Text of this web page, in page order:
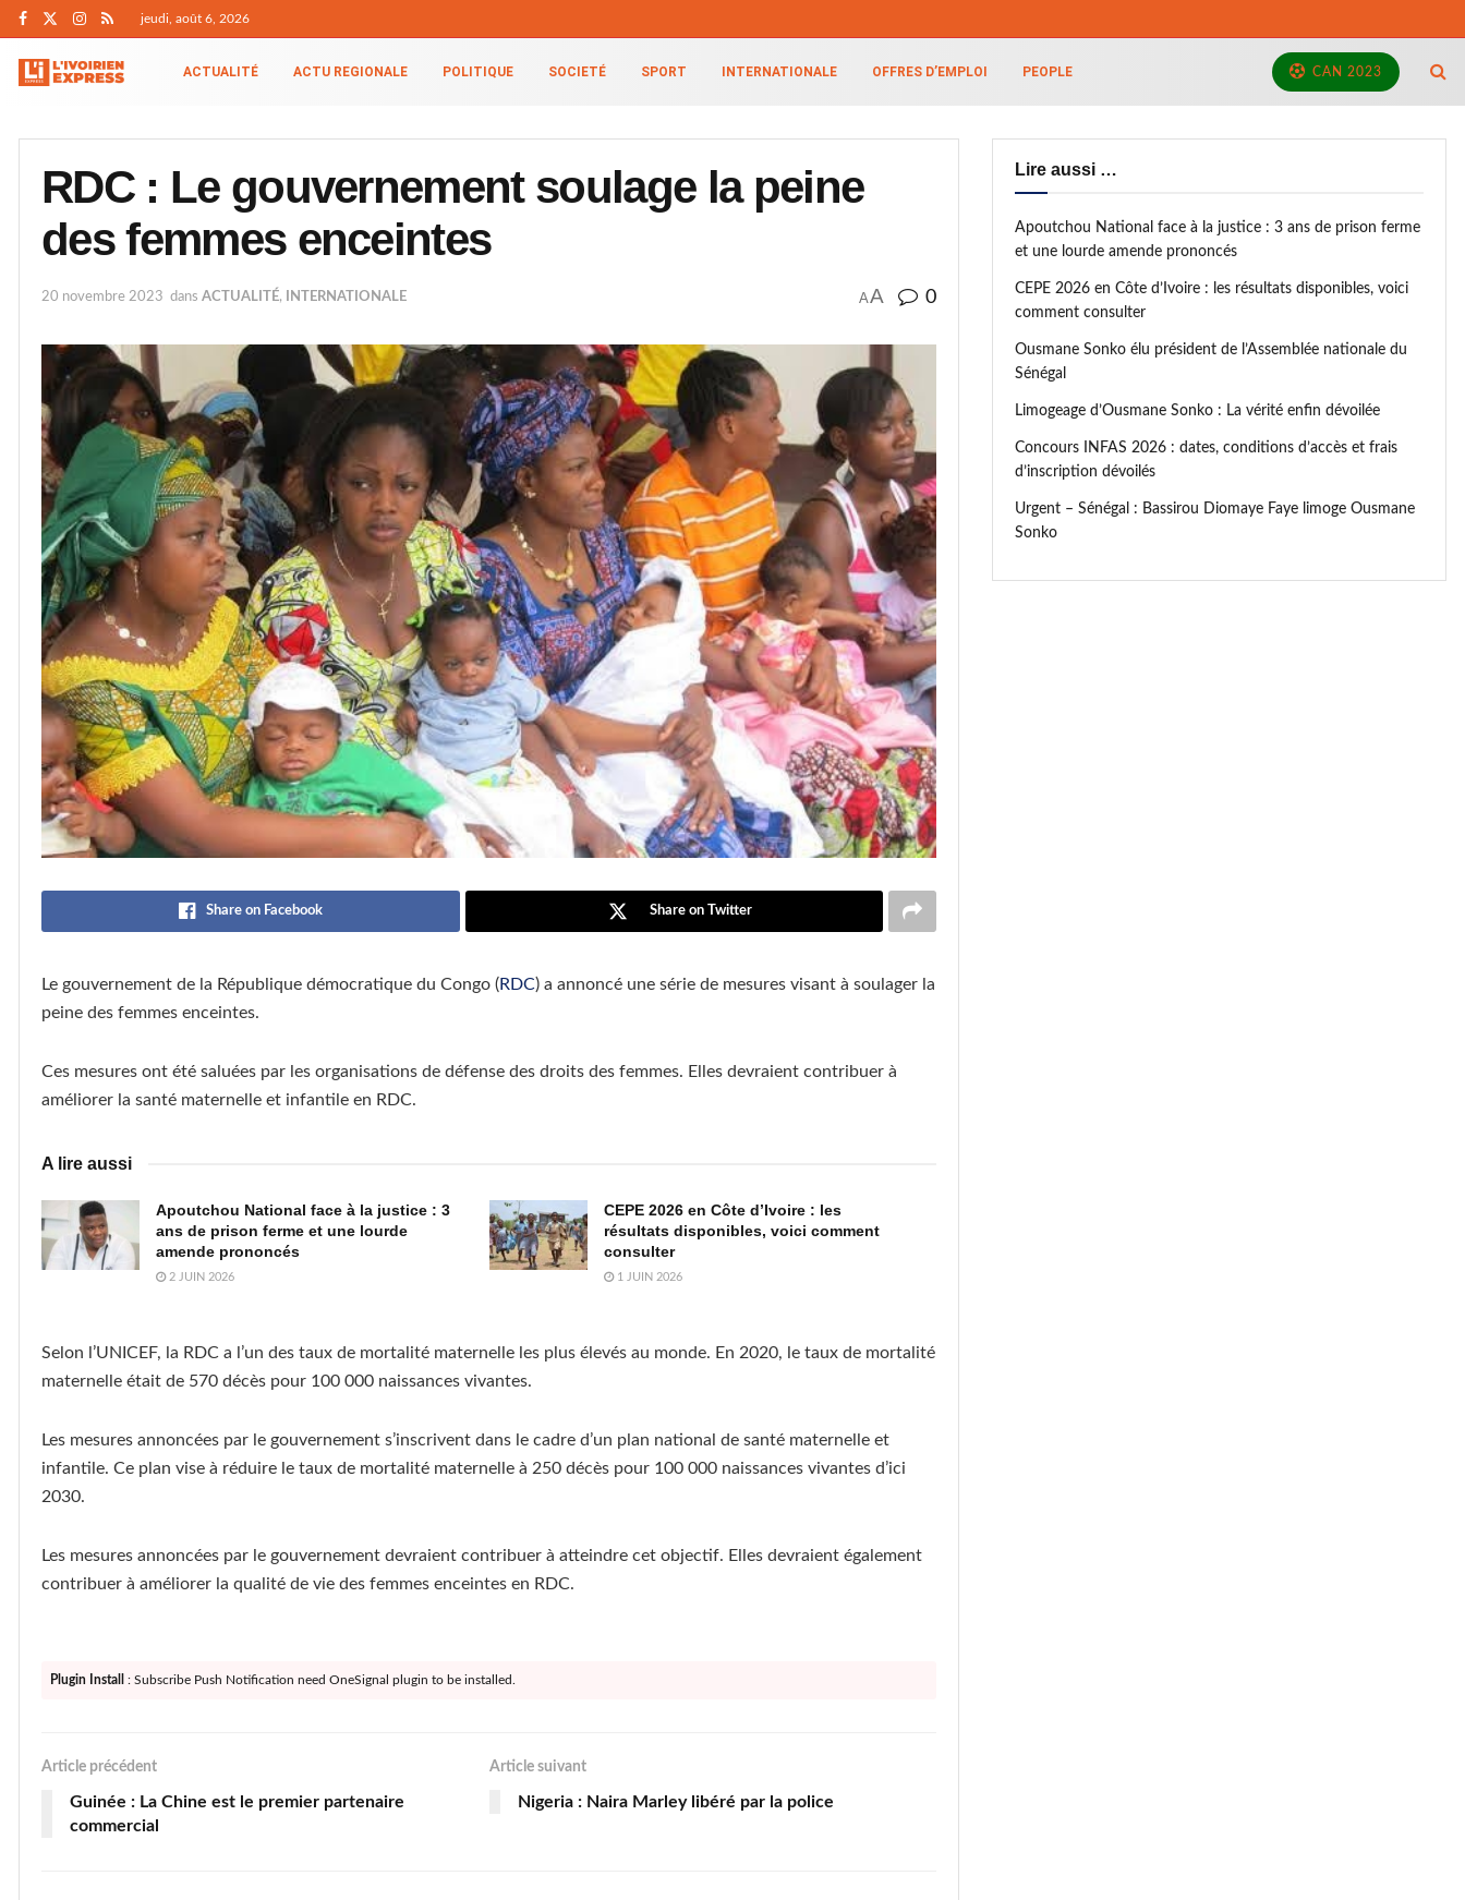
jeudi, août 6, 2026
ACTUALITÉ ACTU REGIONALE POLITIQUE SOCIETÉ SPORT INTERNATIONALE OFFRES D’EMPLOI PEOPLE CAN 2023
RDC : Le gouvernement soulage la peine
des femmes enceintes
20 novembre 2023 dans ACTUALITÉ, INTERNATIONALE AA 0
Share on Facebook Share on Twitter
Le gouvernement de la République démocratique du Congo (RDC) a annoncé une série de mesures visant à soulager la
peine des femmes enceintes.
Ces mesures ont été saluées par les organisations de défense des droits des femmes. Elles devraient contribuer à
améliorer la santé maternelle et infantile en RDC.
A lire aussi
Apoutchou National face à la justice : 3
ans de prison ferme et une lourde
amende prononcés
2 JUIN 2026
CEPE 2026 en Côte d’Ivoire : les
résultats disponibles, voici comment
consulter
1 JUIN 2026
Selon l’UNICEF, la RDC a l’un des taux de mortalité maternelle les plus élevés au monde. En 2020, le taux de mortalité
maternelle était de 570 décès pour 100 000 naissances vivantes.
Les mesures annoncées par le gouvernement s’inscrivent dans le cadre d’un plan national de santé maternelle et
infantile. Ce plan vise à réduire le taux de mortalité maternelle à 250 décès pour 100 000 naissances vivantes d’ici
2030.
Les mesures annoncées par le gouvernement devraient contribuer à atteindre cet objectif. Elles devraient également
contribuer à améliorer la qualité de vie des femmes enceintes en RDC.
Plugin Install : Subscribe Push Notification need OneSignal plugin to be installed.
Article précédent
Guinée : La Chine est le premier partenaire
commercial
Article suivant
Nigeria : Naira Marley libéré par la police
Lire aussi …
Apoutchou National face à la justice : 3 ans de prison ferme
et une lourde amende prononcés
CEPE 2026 en Côte d’Ivoire : les résultats disponibles, voici
comment consulter
Ousmane Sonko élu président de l’Assemblée nationale du
Sénégal
Limogeage d’Ousmane Sonko : La vérité enfin dévoilée
Concours INFAS 2026 : dates, conditions d’accès et frais
d’inscription dévoilés
Urgent – Sénégal : Bassirou Diomaye Faye limoge Ousmane
Sonko